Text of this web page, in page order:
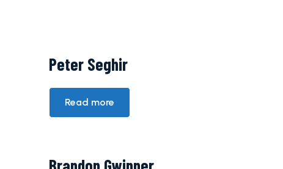
Peter Seghir
Read more